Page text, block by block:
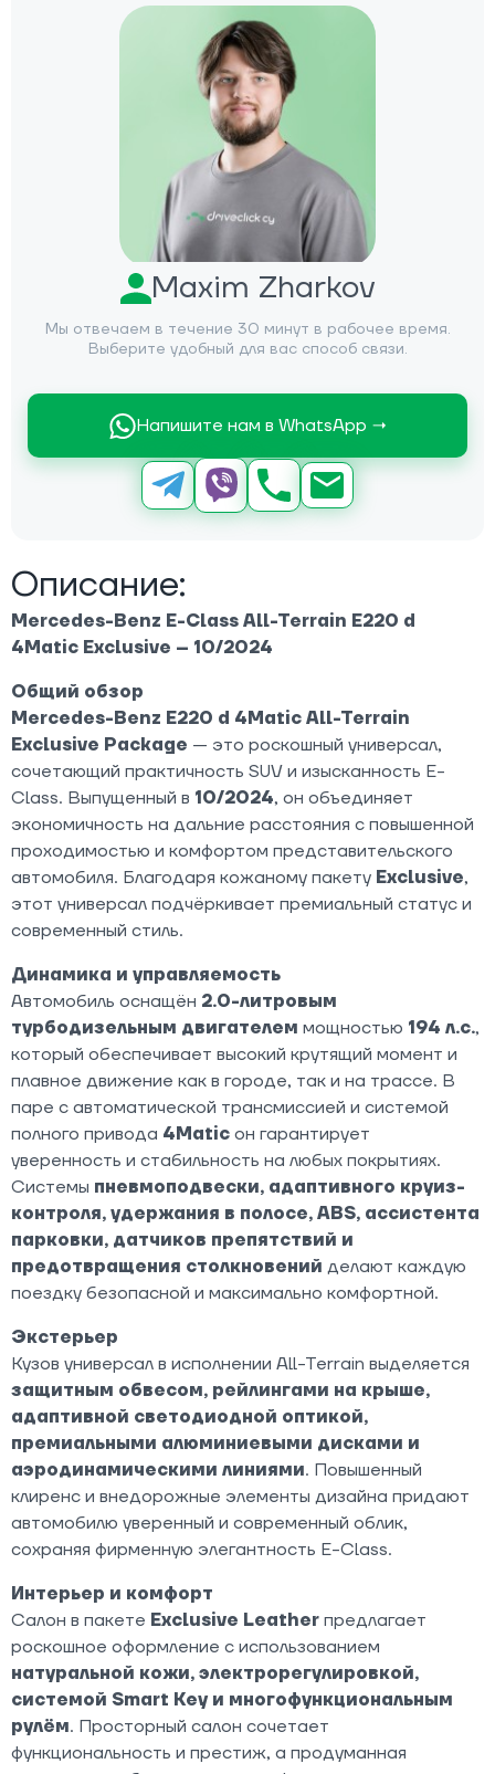
Maxim Zharkov
Мы отвечаем в течение 30 минут в рабочее время.
Выберите удобный для вас способ связи.
Напишите нам в WhatsApp →
Описание:
Mercedes-Benz E-Class All-Terrain E220 d
4Matic Exclusive – 10/2024
Общий обзор
Mercedes-Benz E220 d 4Matic All-Terrain
Exclusive Package — это роскошный универсал,
сочетающий практичность SUV и изысканность E-
Class. Выпущенный в 10/2024, он объединяет
экономичность на дальние расстояния с повышенной
проходимостью и комфортом представительского
автомобиля. Благодаря кожаному пакету Exclusive,
этот универсал подчёркивает премиальный статус и
современный стиль.
Динамика и управляемость
Автомобиль оснащён 2.0-литровым
турбодизельным двигателем мощностью 194 л.с.,
который обеспечивает высокий крутящий момент и
плавное движение как в городе, так и на трассе. В
паре с автоматической трансмиссией и системой
полного привода 4Matic он гарантирует
уверенность и стабильность на любых покрытиях.
Системы пневмоподвески, адаптивного круиз-
контроля, удержания в полосе, ABS, ассистента
парковки, датчиков препятствий и
предотвращения столкновений делают каждую
поездку безопасной и максимально комфортной.
Экстерьер
Кузов универсал в исполнении All-Terrain выделяется
защитным обвесом, рейлингами на крыше,
адаптивной светодиодной оптикой,
премиальными алюминиевыми дисками и
аэродинамическими линиями. Повышенный
клиренс и внедорожные элементы дизайна придают
автомобилю уверенный и современный облик,
сохраняя фирменную элегантность E-Class.
Интерьер и комфорт
Салон в пакете Exclusive Leather предлагает
роскошное оформление с использованием
натуральной кожи, электрорегулировкой,
системой Smart Key и многофункциональным
рулём. Просторный салон сочетает
функциональность и престиж, а продуманная